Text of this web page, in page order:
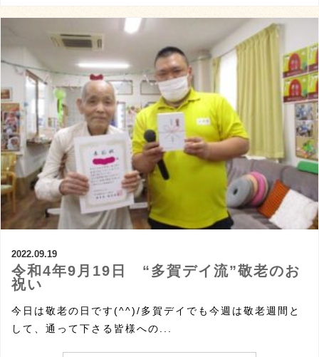
2022.09.19
令和4年9月19日 “多賀デイ流”敬老のお
祝い
今日は敬老の日です(^^)/多賀デイでも今週は敬老週間と
して、通って下さる皆様への...